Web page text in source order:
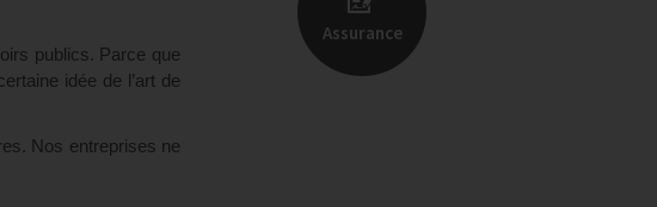
publics. Parce que
idée de l’art de
Nos entreprises ne
Assurance